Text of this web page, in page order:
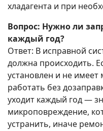
хладагента и при
Вопрос: Нужно ли
каждый год?
Ответ: В исправной
должна происходить.
установлен и не
работать без
уходит каждый год —
микроповреждение,
устранить, иначе